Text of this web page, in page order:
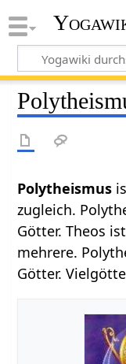
zugleich.
Götter. Theos
mehrere.
Götter.